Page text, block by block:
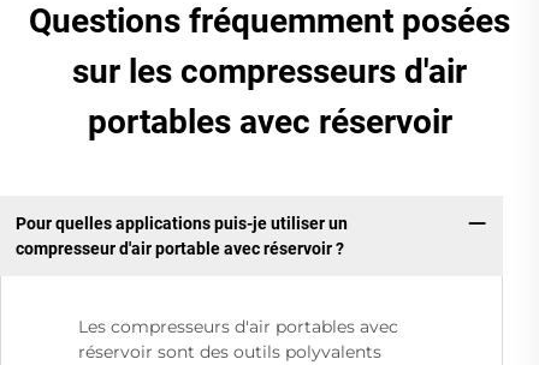
Questions fréquemment posées
sur les compresseurs d'air
portables avec réservoir
Pour quelles applications puis-je utiliser un
compresseur d'air portable avec réservoir ?
Les compresseurs d'air portables avec
réservoir sont des outils polyvalents